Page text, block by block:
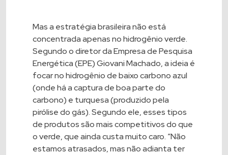
Mas a estratégia brasileira não está
concentrada apenas no hidrogênio verde.
Segundo o diretor daEmpresa de Pesquisa
Energética (EPE)Giovani Machado, a ideia é
focar no hidrogênio de baixo carbono azul
(onde há a captura de boa parte do
carbono) e turquesa (produzido pela
pirólise do gás). Segundo ele, esses tipos
de produtos são mais competitivos do que
o verde, que ainda custa muito caro. “Não
estamos atrasados, mas não adianta ter